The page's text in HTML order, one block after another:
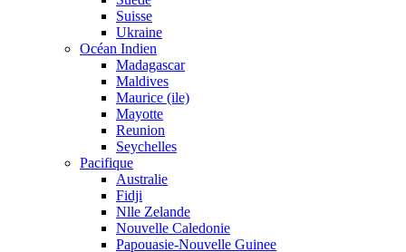
Suisse
Ukraine
Océan Indien
Madagascar
Maldives
Maurice (ile)
Mayotte
Reunion
Seychelles
Pacifique
Australie
Fidji
Nlle Zelande
Nouvelle Caledonie
Papouasie-Nouvelle Guinee